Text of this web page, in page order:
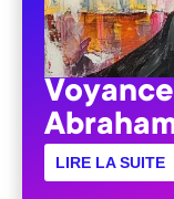
LIRE LA SUITE